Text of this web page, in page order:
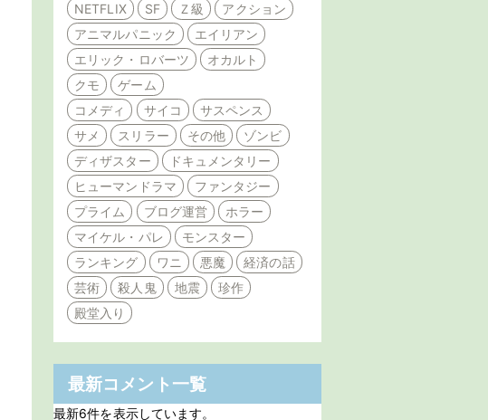
NETFLIX SF Ｚ級
アクション
アニマルパニック
エイリアン
エリック・ロバーツ
オカルト
クモ
ゲーム
コメディ
サイコ
サスペンス
サメ
スリラー その他
ゾンビ
ディザスター
ドキュメンタリー
ヒューマンドラマ
ファンタジー
プライム
ブログ運営
ホラー
マイケル・パレ
モンスター
ランキング
ワニ 悪魔
経済の話
芸術
殺人鬼 地震
珍作
殿堂入り
最新コメント一覧
最新6件を表示しています。